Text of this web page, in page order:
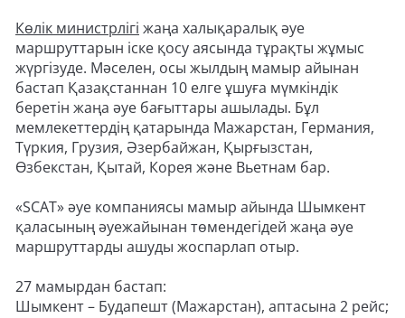
Көлік министрлігі жаңа халықаралық әуе
маршруттарын іске қосу аясында тұрақты жұмыс
жүргізуде. Мәселен, осы жылдың мамыр айынан
бастап Қазақстаннан 10 елге ұшуға мүмкіндік
беретін жаңа әуе бағыттары ашылады. Бұл
мемлекеттердің қатарында Мажарстан, Германия,
Түркия, Грузия, Әзербайжан, Қырғызстан,
Өзбекстан, Қытай, Корея және Вьетнам бар.
«SCAT» әуе компаниясы мамыр айында Шымкент
қаласының әуежайынан төмендегідей жаңа әуе
маршруттарды ашуды жоспарлап отыр.
27 мамырдан бастап:
Шымкент – Будапешт (Мажарстан), аптасына 2 рейс;